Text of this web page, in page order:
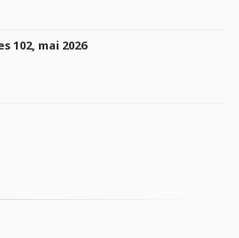
102, mai 2026